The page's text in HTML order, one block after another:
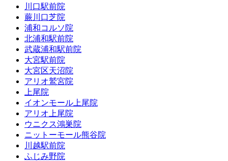
川口駅前院
蕨川口芝院
浦和コルソ院
北浦和駅前院
武蔵浦和駅前院
大宮駅前院
大宮区天沼院
アリオ鷲宮院
上尾院
イオンモール上尾院
アリオ上尾院
ウニクス鴻巣院
ニットーモール熊谷院
川越駅前院
ふじみ野院